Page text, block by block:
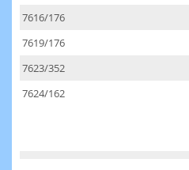
7616/176
7619/176
7623/352
7624/162